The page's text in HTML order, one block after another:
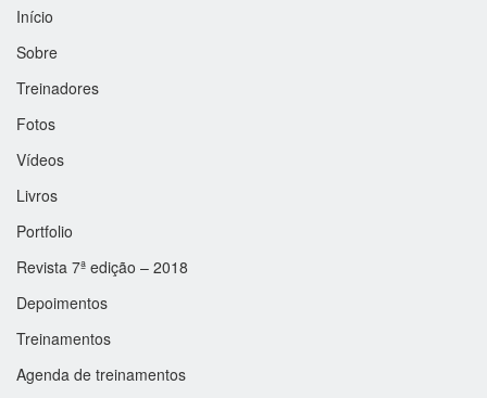
Início
Sobre
Treinadores
Fotos
Vídeos
Livros
Portfolio
Revista 7ª edição – 2018
Depoimentos
Treinamentos
Agenda de treinamentos